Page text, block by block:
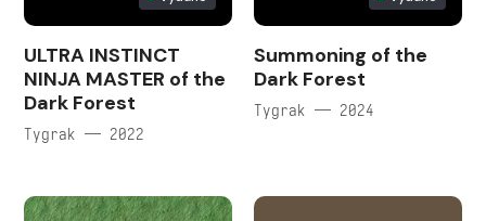
ULTRA INSTINCT
NINJA MASTER of the
Dark Forest
Tygrak — 2022
Summoning of the
Dark Forest
Tygrak — 2024